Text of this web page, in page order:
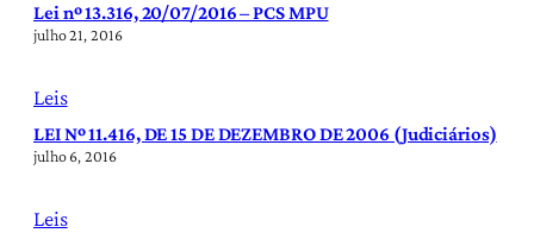
Lei nº 13.316, 20/07/2016 – PCS MPU
julho 21, 2016
Leis
LEI Nº 11.416, DE 15 DE DEZEMBRO DE 2006 (Judiciários)
julho 6, 2016
Leis